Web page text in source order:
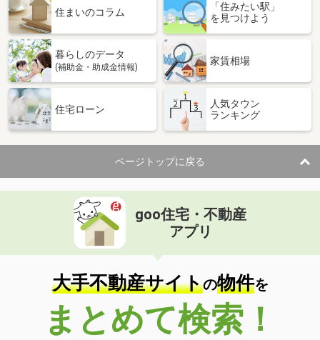
住まいのコラム
「住みたい駅」
を見つけよう
暮らしのデータ
(補助金・助成金情報)
家賃相場
住宅ローン
人気タウン
ランキング
ページトップに戻る
goo住宅・不動産
アプリ
大手不動産サイトの物件を
まとめて検索！